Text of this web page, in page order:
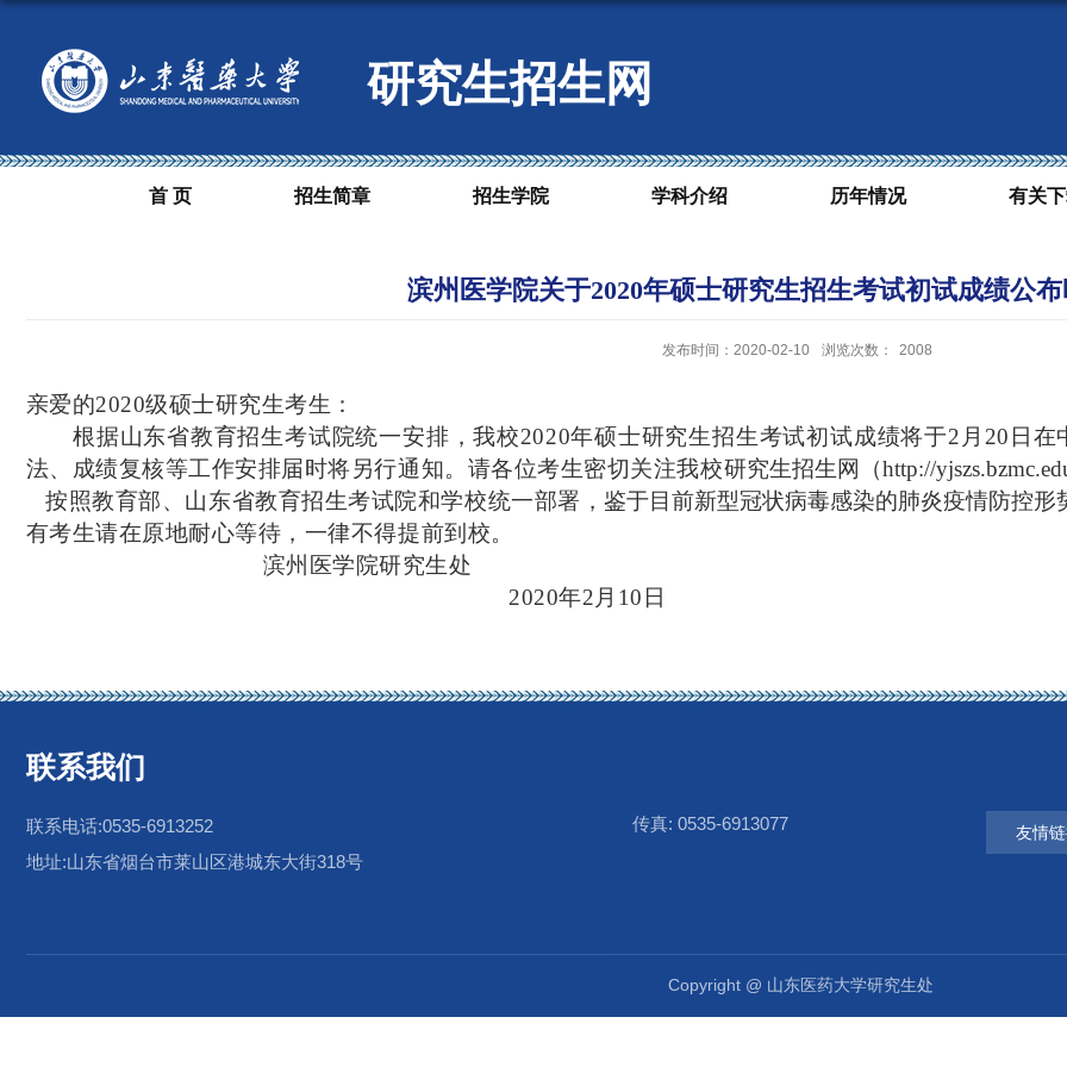
研究生招生网
首 页 招生简章 招生学院 学科介绍 历年情况 有关
滨州医学院关于2020年硕士研究生招生考试初试成绩公
发布时间：2020-02-10 浏览次数： 2008
亲爱的2020级硕士研究生考生：
根据山东省教育招生考试院统一安排，我校2020年硕士研究生招生考试初试成绩将于2月20日
法、成绩复核等工作安排届时将另行通知。请各位考生密切关注我校研究生招生网（http://
按照教育部、山东省教育招生考试院和学校统一部署，鉴于目前新型冠状病毒感染的肺炎疫情防控形
有考生请在原地耐心等待，一律不得提前到校。
滨州医学院研究生处
2020年2月10日
联系我们
联系电话:0535-6913252
地址:山东省烟台市莱山区港城东大街318号
传真: 0535-6913077 友情
Copyright @ 山东医药大学研究生处